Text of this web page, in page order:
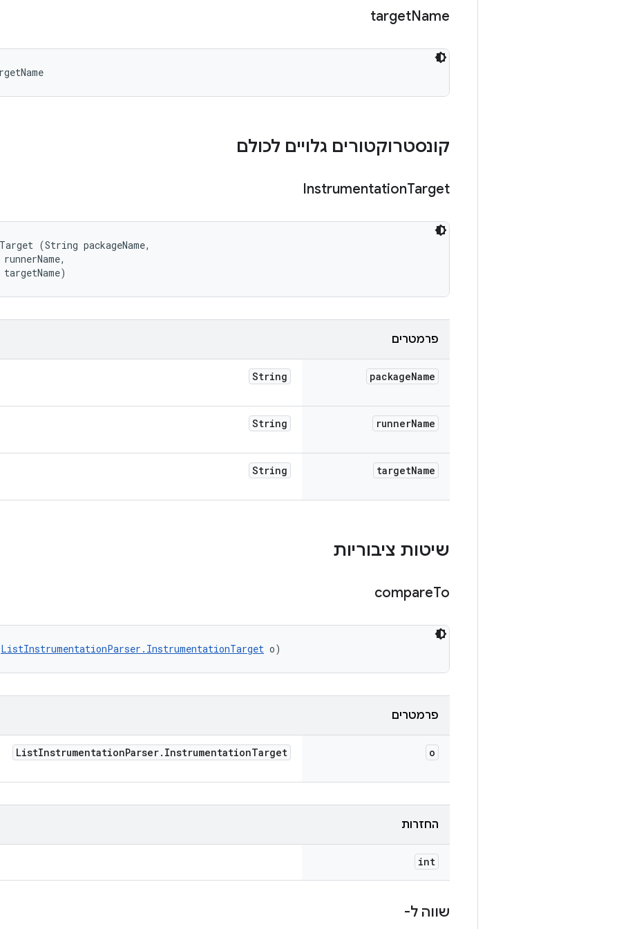
targetName
קונסטרוקטורים גלויים לכולם
InstrumentationTarget
(String packageName,
runnerName,
targetName)
פרמטרים
packageName
String
runnerName
String
targetName
String
שיטות ציבוריות
compareTo
ListInstrumentationParser.InstrumentationTarget o)
פרמטרים
o
ListInstrumentationParser. InstrumentationTarget
החזרות
int
שווה ל-